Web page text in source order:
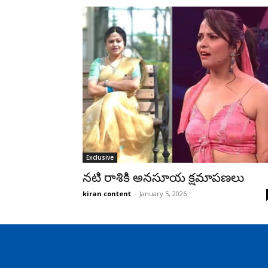
Exclusive
నటి రాశికి అనసూయ క్షమాపణలు
kiran content - January 5, 2026